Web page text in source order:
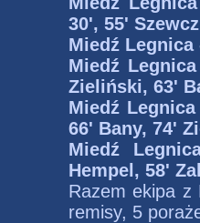
30', 55'
Miedź
Miedź
Zieliński, 63'
Miedź
66' Bany, 74'
Miedź
Hempel, 58'
Razem ekipa z
remisy, 5